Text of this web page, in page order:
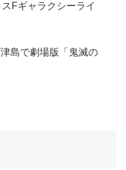
Fギャラクシーライ
島で劇場版「鬼滅の